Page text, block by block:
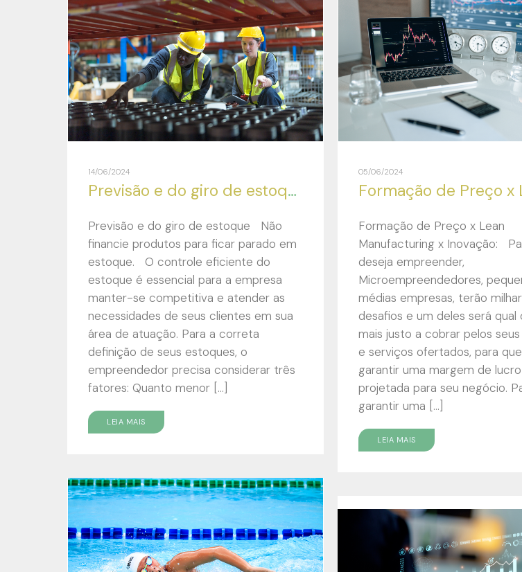
14/06/2024
Previsão e do giro de estoque
Previsão e do giro de estoque Não
financie produtos para ficar parado em
estoque. O controle eficiente do
estoque é essencial para a empresa
manter-se competitiva e atender as
necessidades de seus clientes em sua
área de atuação. Para a correta
definição de seus estoques, o
empreendedor precisa considerar três
fatores: Quanto menor […]
LEIA MAIS
05/06/2024
Formação de Preço x Lean
Manufacturing x Inovação:
deseja empreender,
Microempreendedores,
médias empresas, terão
desafios e um deles será qual
mais justo a cobrar pelos
e serviços ofertados, para
garantir uma margem de lucro
projetada para seu negócio.
garantir uma […]
LEIA MAIS